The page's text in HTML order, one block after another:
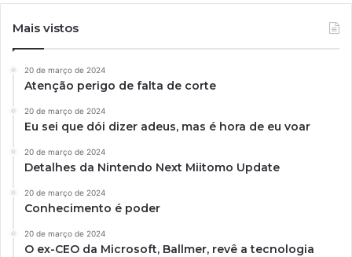
Mais vistos
20 de março de 2024
Atenção perigo de falta de corte
20 de março de 2024
Eu sei que dói dizer adeus, mas é hora de eu voar
20 de março de 2024
Detalhes da Nintendo Next Miitomo Update
20 de março de 2024
Conhecimento é poder
20 de março de 2024
O ex-CEO da Microsoft, Ballmer, revê a tecnologia